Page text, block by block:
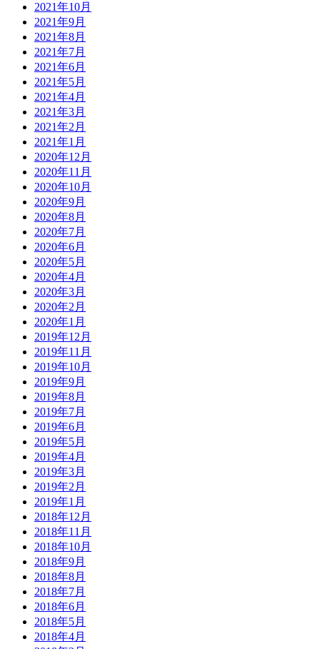
2021年10月
2021年9月
2021年8月
2021年7月
2021年6月
2021年5月
2021年4月
2021年3月
2021年2月
2021年1月
2020年12月
2020年11月
2020年10月
2020年9月
2020年8月
2020年7月
2020年6月
2020年5月
2020年4月
2020年3月
2020年2月
2020年1月
2019年12月
2019年11月
2019年10月
2019年9月
2019年8月
2019年7月
2019年6月
2019年5月
2019年4月
2019年3月
2019年2月
2019年1月
2018年12月
2018年11月
2018年10月
2018年9月
2018年8月
2018年7月
2018年6月
2018年5月
2018年4月